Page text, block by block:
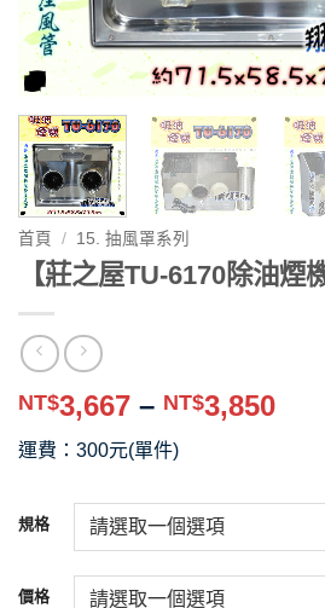
首頁 / 15. 抽風罩系列
【莊之屋TU-6170除油煙
NT$3,667 – NT$3,850價
到
運費：300元(單件)
規格
價格